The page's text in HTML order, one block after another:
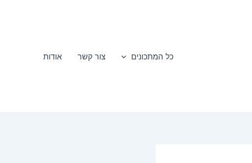
כל המתכונים צור קשר אודות